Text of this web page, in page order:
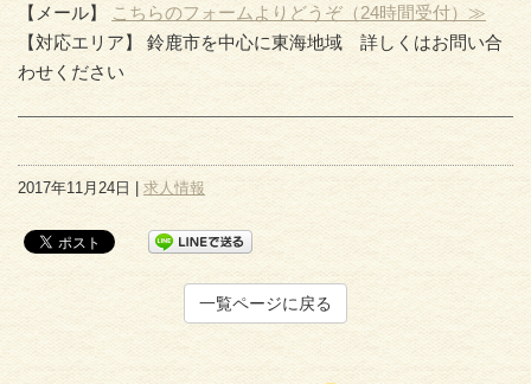
【メール】 こちらのフォームよりどうぞ（24時間受付）≫
【対応エリア】 鈴鹿市を中心に東海地域 詳しくはお問い合
わせください
2017年11月24日 | 求人情報
一覧ページに戻る